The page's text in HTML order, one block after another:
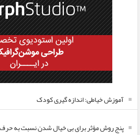
آموزش خیاطی: اندازه گیری کودک
پنج روش مؤثر برای بی خیال شدن نسبت به